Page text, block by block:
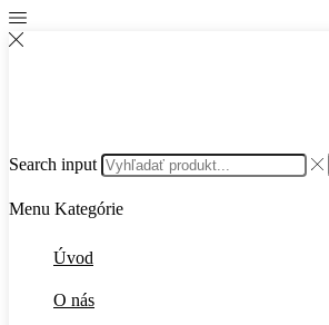
Search input
Menu Kategórie
Úvod
O nás